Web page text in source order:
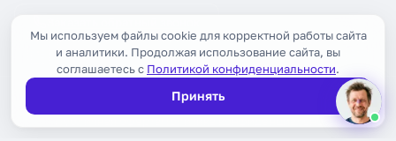
© 2026 OILX. Все права защищены.
Политика конфиденциальности
Мы используем файлы cookie для корректной работы сайта
и аналитики. Продолжая использование сайта, вы
соглашаетесь с Политикой конфиденциальности.
Принять